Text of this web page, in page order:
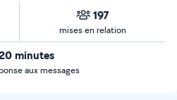
197
mises en relation
20 minutes
aux messages